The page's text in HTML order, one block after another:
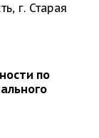
г. Старая
по